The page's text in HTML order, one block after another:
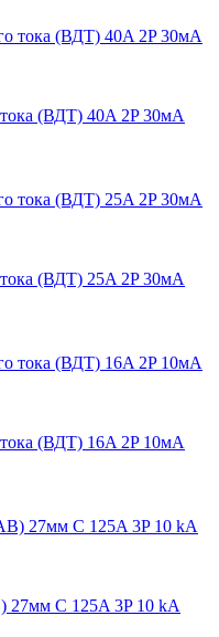
(ВДТ) 40A 2P 30мА
(ВДТ) 25A 2P 30мА
(ВДТ) 16A 2P 10мА
27мм C 125A 3P 10 kA